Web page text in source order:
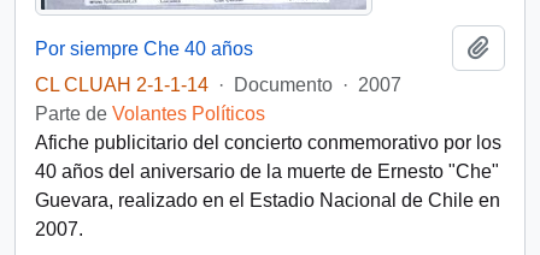
Por siempre Che 40 años
CL CLUAH 2-1-1-14 · Documento · 2007
Parte de Volantes Políticos
Afiche publicitario del concierto conmemorativo por los
40 años del aniversario de la muerte de Ernesto "Che"
Guevara, realizado en el Estadio Nacional de Chile en
2007.